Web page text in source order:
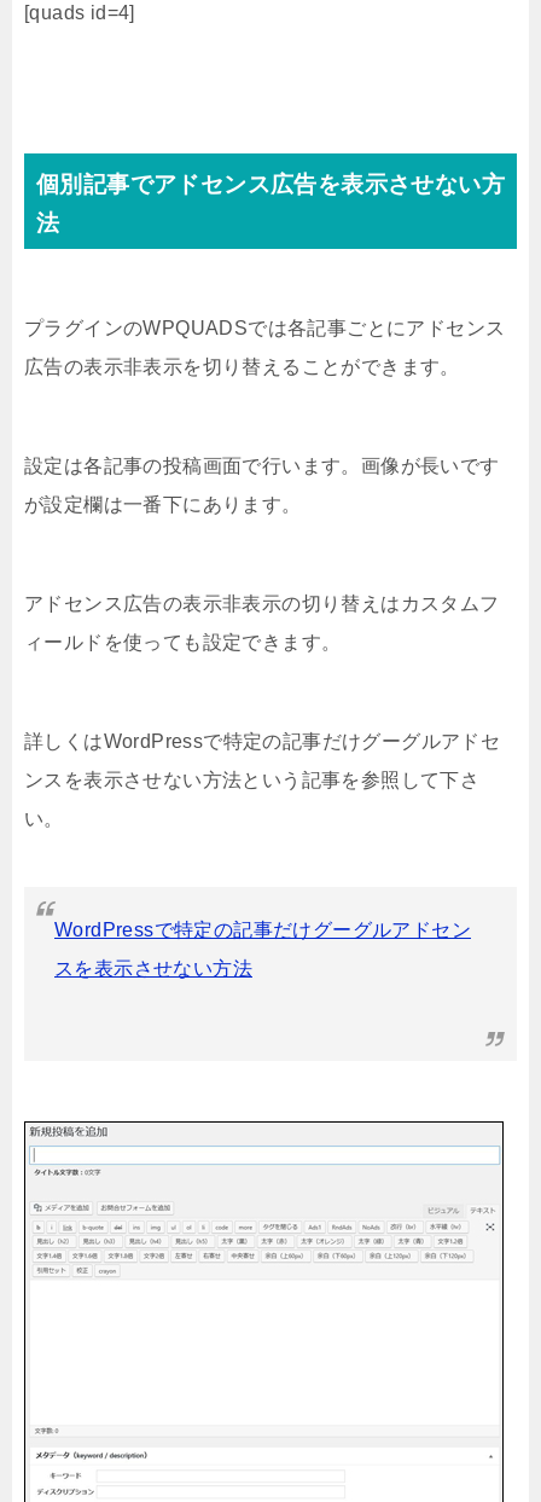
[quads id=4]
個別記事でアドセンス広告を表示させない方
法
プラグインのWPQUADSでは各記事ごとにアドセンス
広告の表示非表示を切り替えることができます。
設定は各記事の投稿画面で行います。画像が長いです
が設定欄は一番下にあります。
アドセンス広告の表示非表示の切り替えはカスタムフ
ィールドを使っても設定できます。
詳しくはWordPressで特定の記事だけグーグルアドセ
ンスを表示させない方法という記事を参照して下さ
い。
WordPressで特定の記事だけグーグルアドセン
スを表示させない方法